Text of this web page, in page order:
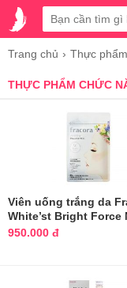
Trang chủ Thực
THỰC PHẨM CHỨC
Viên uống trắng da
White’st Bright Force
Bản
950.000 đ